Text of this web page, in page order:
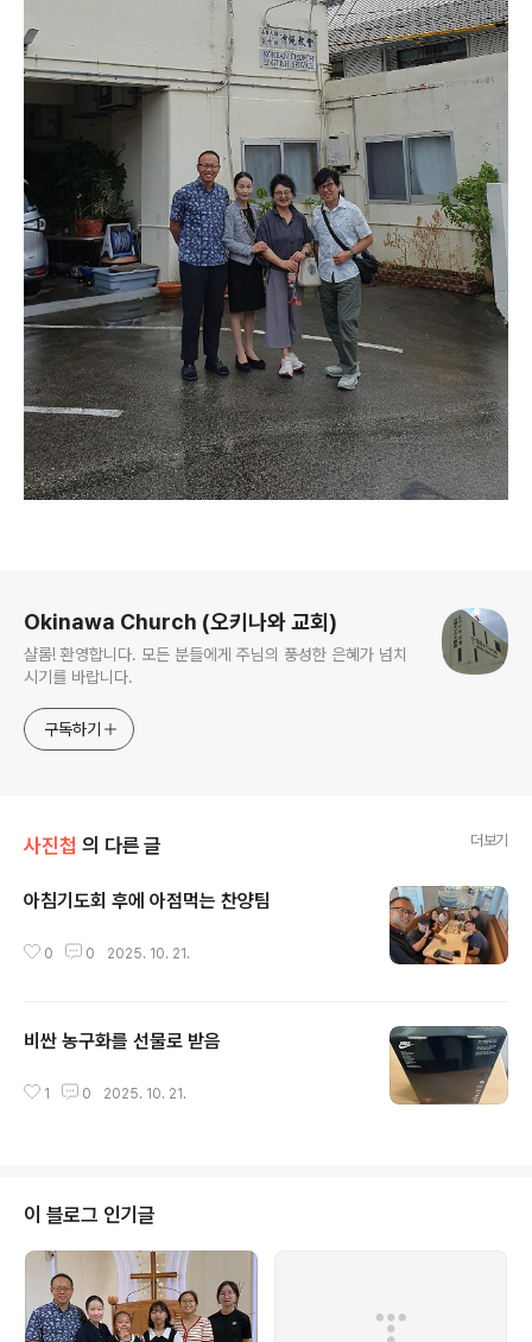
Okinawa Church (오키나와 교회)
샬롬! 환영합니다. 모든 분들에게 주님의 풍성한 은혜가 넘치
시기를 바랍니다.
구독하기
사진첩 의 다른 글 더보기
아침기도회 후에 아점먹는 찬양팀
0 0 2025. 10. 21.
비싼 농구화를 선물로 받음
1 0 2025. 10. 21.
이 블로그 인기글